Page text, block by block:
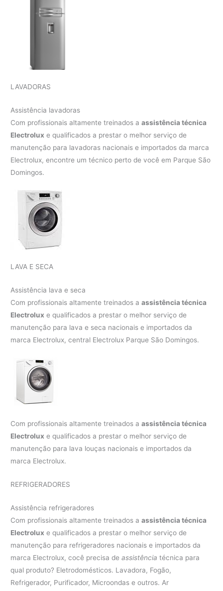
LAVADORAS
Assistência lavadoras
Com profissionais altamente treinados aassistência técnica
Electrolux e qualificados a prestar o melhor serviço de
manutenção para lavadoras nacionais e importados da marca
Electrolux, encontre um técnico perto de você em Parque São
Domingos.
LAVA E SECA
Assistência lava e seca
Com profissionais altamente treinados aassistência técnica
Electrolux e qualificados a prestar o melhor serviço de
manutenção para lava e seca nacionais e importados da
marca Electrolux, central Electrolux Parque São Domingos.
Com profissionais altamente treinados aassistência técnica
Electrolux e qualificados a prestar o melhor serviço de
manutenção para lava louças nacionais e importados da
marca Electrolux.
REFRIGERADORES
Assistência refrigeradores
Com profissionais altamente treinados aassistência técnica
Electrolux e qualificados a prestar o melhor serviço de
manutenção para refrigeradores nacionais e importados da
marca Electrolux, cocê precisa deassistência técnica para
qual produto? Eletrodomésticos. Lavadora, Fogão,
Refrigerador, Purificador, Microondas e outros. Ar